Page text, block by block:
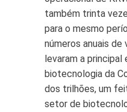
também trinta
para o mesmo
números anuais
levaram a principal
biotecnologia da
dos trilhões, um
setor de